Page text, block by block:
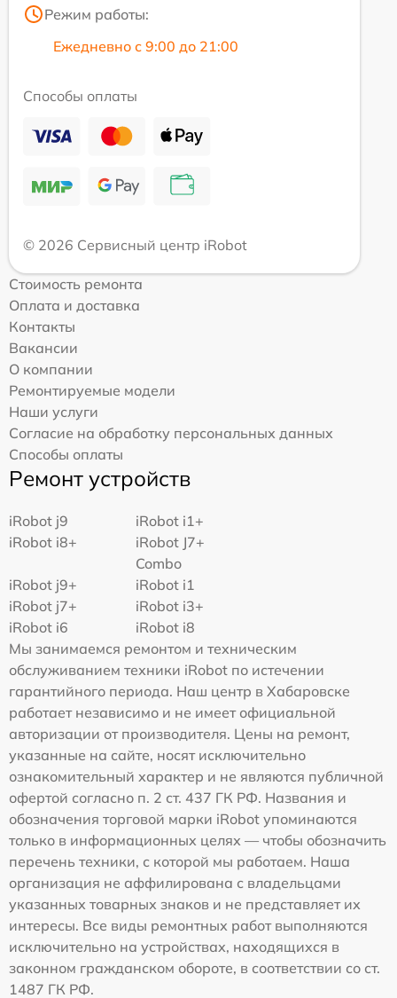
Режим работы:
Ежедневно с 9:00 до 21:00
Способы оплаты
© 2026 Сервисный центр iRobot
Стоимость ремонта
Оплата и доставка
Контакты
Вакансии
О компании
Ремонтируемые модели
Наши услуги
Согласие на обработку персональных данных
Способы оплаты
Ремонт устройств
iRobot j9
iRobot i1+
iRobot i8+
iRobot J7+
Combo
iRobot j9+
iRobot i1
iRobot j7+
iRobot i3+
iRobot i6
iRobot i8
Мы занимаемся ремонтом и техническим
обслуживанием техники iRobot по истечении
гарантийного периода. Наш центр в Хабаровске
работает независимо и не имеет официальной
авторизации от производителя. Цены на ремонт,
указанные на сайте, носят исключительно
ознакомительный характер и не являются публичной
офертой согласно п. 2 ст. 437 ГК РФ. Названия и
обозначения торговой марки iRobot упоминаются
только в информационных целях — чтобы обозначить
перечень техники, с которой мы работаем. Наша
организация не аффилирована с владельцами
указанных товарных знаков и не представляет их
интересы. Все виды ремонтных работ выполняются
исключительно на устройствах, находящихся в
законном гражданском обороте, в соответствии со ст.
1487 ГК РФ.